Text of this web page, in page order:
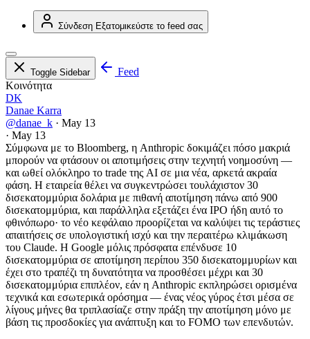
Σύνδεση Εξατομικεύστε το feed σας
Toggle Sidebar
Feed
Κοινότητα
DK
Danae Karra
@danae_k · May 13
· May 13
Σύμφωνα με το Bloomberg, η Anthropic δοκιμάζει πόσο μακριά
μπορούν να φτάσουν οι αποτιμήσεις στην τεχνητή νοημοσύνη —
και ωθεί ολόκληρο το trade της AI σε μια νέα, αρκετά ακραία
φάση. Η εταιρεία θέλει να συγκεντρώσει τουλάχιστον 30
δισεκατομμύρια δολάρια με πιθανή αποτίμηση πάνω από 900
δισεκατομμύρια, και παράλληλα εξετάζει ένα IPO ήδη αυτό το
φθινόπωρο· το νέο κεφάλαιο προορίζεται να καλύψει τις τεράστιες
απαιτήσεις σε υπολογιστική ισχύ και την περαιτέρω κλιμάκωση
του Claude. Η Google μόλις πρόσφατα επένδυσε 10
δισεκατομμύρια σε αποτίμηση περίπου 350 δισεκατομμυρίων και
έχει στο τραπέζι τη δυνατότητα να προσθέσει μέχρι και 30
δισεκατομμύρια επιπλέον, εάν η Anthropic εκπληρώσει ορισμένα
τεχνικά και εσωτερικά ορόσημα — ένας νέος γύρος έτσι μέσα σε
λίγους μήνες θα τριπλασίαζε στην πράξη την αποτίμηση μόνο με
βάση τις προσδοκίες για ανάπτυξη και το FOMO των επενδυτών.